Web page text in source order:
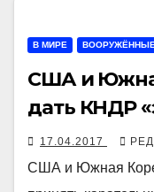
В МИРЕ
США и
дать КНДР
17.04.2017
США и Южная